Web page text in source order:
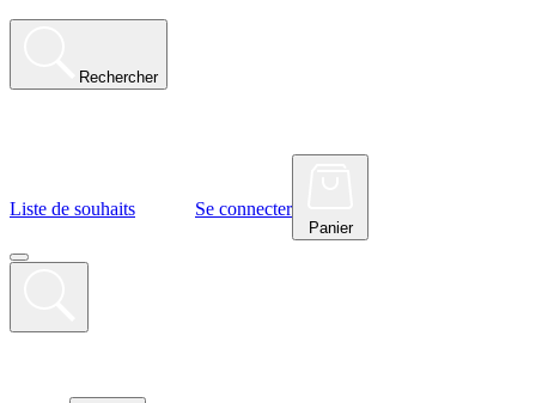
Rechercher
Liste de souhaits Se connecter
Panier